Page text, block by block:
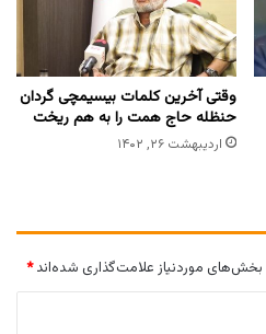
وقتی آخرین کلمات بیسیمچی گردان
حنظله حاج‌ همت را به هم ریخت
اردیبهشت ۲۶, ۱۴۰۲
بخش‌های موردنیاز علامت‌گذاری شده‌اند*